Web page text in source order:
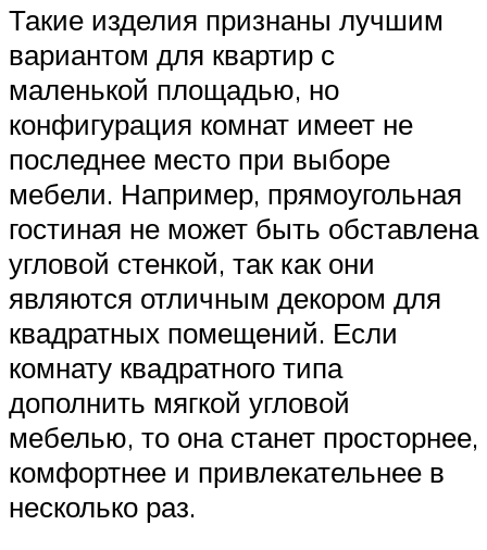
Такие изделия признаны лучшим
вариантом для квартир с
маленькой площадью, но
конфигурация комнат имеет не
последнее место при выборе
мебели. Например, прямоугольная
гостиная не может быть обставлена
угловой стенкой, так как они
являются отличным декором для
квадратных помещений. Если
комнату квадратного типа
дополнить мягкой угловой
мебелью, то она станет просторнее,
комфортнее и привлекательнее в
несколько раз.